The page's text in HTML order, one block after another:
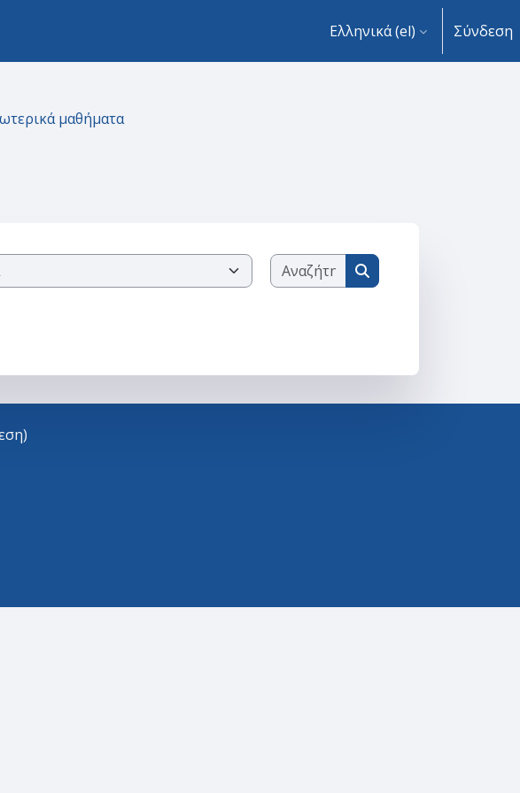
Ελληνικά ‎(el)‎ Σύνδεση
μαθήματα
Αναζήτηση μαθημάτων
Αναζήτηση μαθημάτων
)